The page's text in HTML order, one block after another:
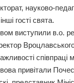
науково-
гості свята.
виступили в.о.
привітали